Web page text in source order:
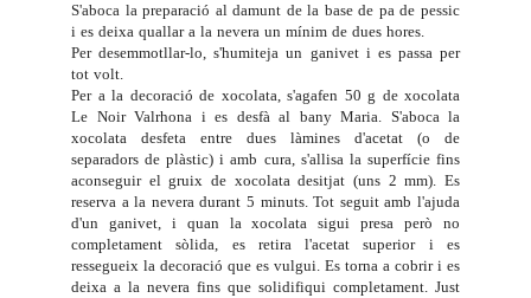
S'aboca la preparació al damunt de la base de pa de pessic
i es deixa quallar a la nevera un mínim de dues hores.
Per desemmotllar-lo, s'humiteja un ganivet i es passa per
tot volt.
Per a la decoració de xocolata, s'agafen 50 g de xocolata
Le Noir Valrhona i es desfà al bany Maria. S'aboca la
xocolata desfeta entre dues làmines d'acetat (o de
separadors de plàstic) i amb cura, s'allisa la superfície fins
aconseguir el gruix de xocolata desitjat (uns 2 mm). Es
reserva a la nevera durant 5 minuts. Tot seguit amb l'ajuda
d'un ganivet, i quan la xocolata sigui presa però no
completament sòlida, es retira l'acetat superior i es
ressegueix la decoració que es vulgui. Es torna a cobrir i es
deixa a la nevera fins que solidifiqui completament. Just